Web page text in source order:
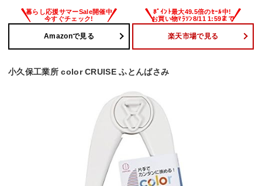
Amazonで見る 楽天市場で見る
小久保工業所 color CRUISE ふとんばさみ